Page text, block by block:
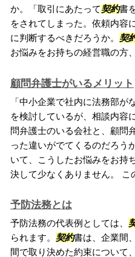
か。「取引にあたって契約書
をされてしまった。依頼内容
に判断するべきだろうか。 契
お悩みをお持ちの経営職の方
顧問弁護士がいるメリット
「中小企業で社内に法務部が
を検討しているが、相談内容
問弁護士のいる会社と、顧問
った違いがでてくるのだろう
いて、こうしたお悩みをお持
決して少なくありません。 こ
予防法務とは
予防法務の代表例としては、
られます。 契約書は、企業間
間で取り決めた約束について